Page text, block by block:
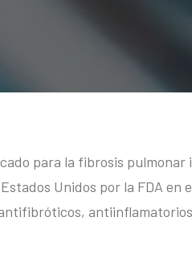
para la fibrosis pulmonar
Unidos por la FDA en